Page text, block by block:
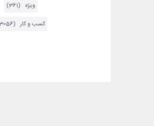
ویژه (361)
کسب و کار (3056)